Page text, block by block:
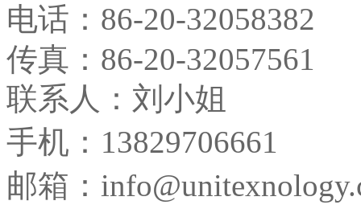
电话： 86-20-32058382
传真： 86-20-32057561
联系人：刘小姐
手机：13829706661
邮箱：